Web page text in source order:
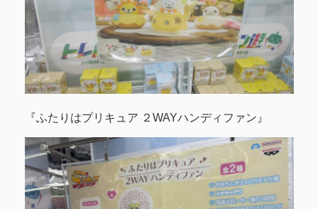
『ふたりはプリキュア ２WAYハンディファン』